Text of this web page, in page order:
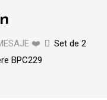
❤️
Set de 2
BPC229